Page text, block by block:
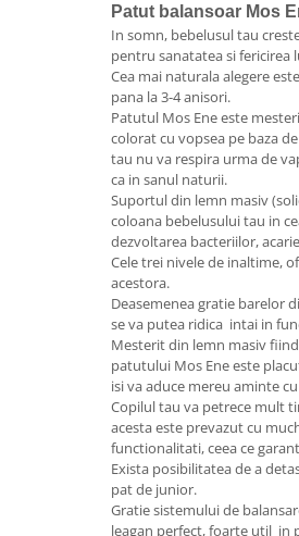
Saltele de la 160 x 80 cm
Saltele gonflabile
Lenjerii patuturi
Lenjerii patut 120 x 60 cm
Lenjerii patut 140 x 70 cm
Lenjerie patuturi tineret
Baldachin patut
Perne copii si mamici
Protectii saltea
Tarcuri si patuturi pliabile
Patut pliant copii
Tarc de joaca copii
Comode copii
Bariere si protectie laterala pat
Bariere de protectie pat
Porti de siguranta
Carusele patut
Patut balansoar Mos
In somn, bebelusul tau
pentru sanatatea si fericirea
Cea mai naturala alegere
pana la 3-4 anisori.
Patutul Mos Ene este
colorat cu vopsea pe baza
tau nu va respira urma de
ca in sanul naturii.
Suportul din lemn masiv
coloana bebelusului tau in
dezvoltarea bacteriilor,
Cele trei nivele de inaltime,
acestora.
Deasemenea gratie barelor
se va putea ridica intai in
Mesterit din lemn masiv
patutului Mos Ene este
isi va aduce mereu aminte
Copilul tau va petrece mult
acesta este prevazut cu
functionalitati, ceea ce
Exista posibilitatea de a
pat de junior.
Gratie sistemului de
leagan perfect, foarte util in